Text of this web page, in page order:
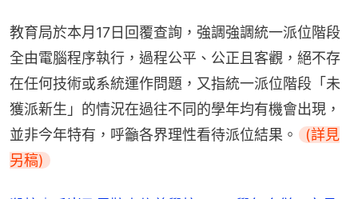
教育局於本月17日回覆查詢，強調強調統一派位階段
全由電腦程序執行，過程公平、公正且客觀，絕不存
在任何技術或系統運作問題，又指統一派位階段「未
獲派新生」的情況在過往不同的學年均有機會出現，
並非今年特有，呼籲各界理性看待派位結果。
(詳見
另稿)